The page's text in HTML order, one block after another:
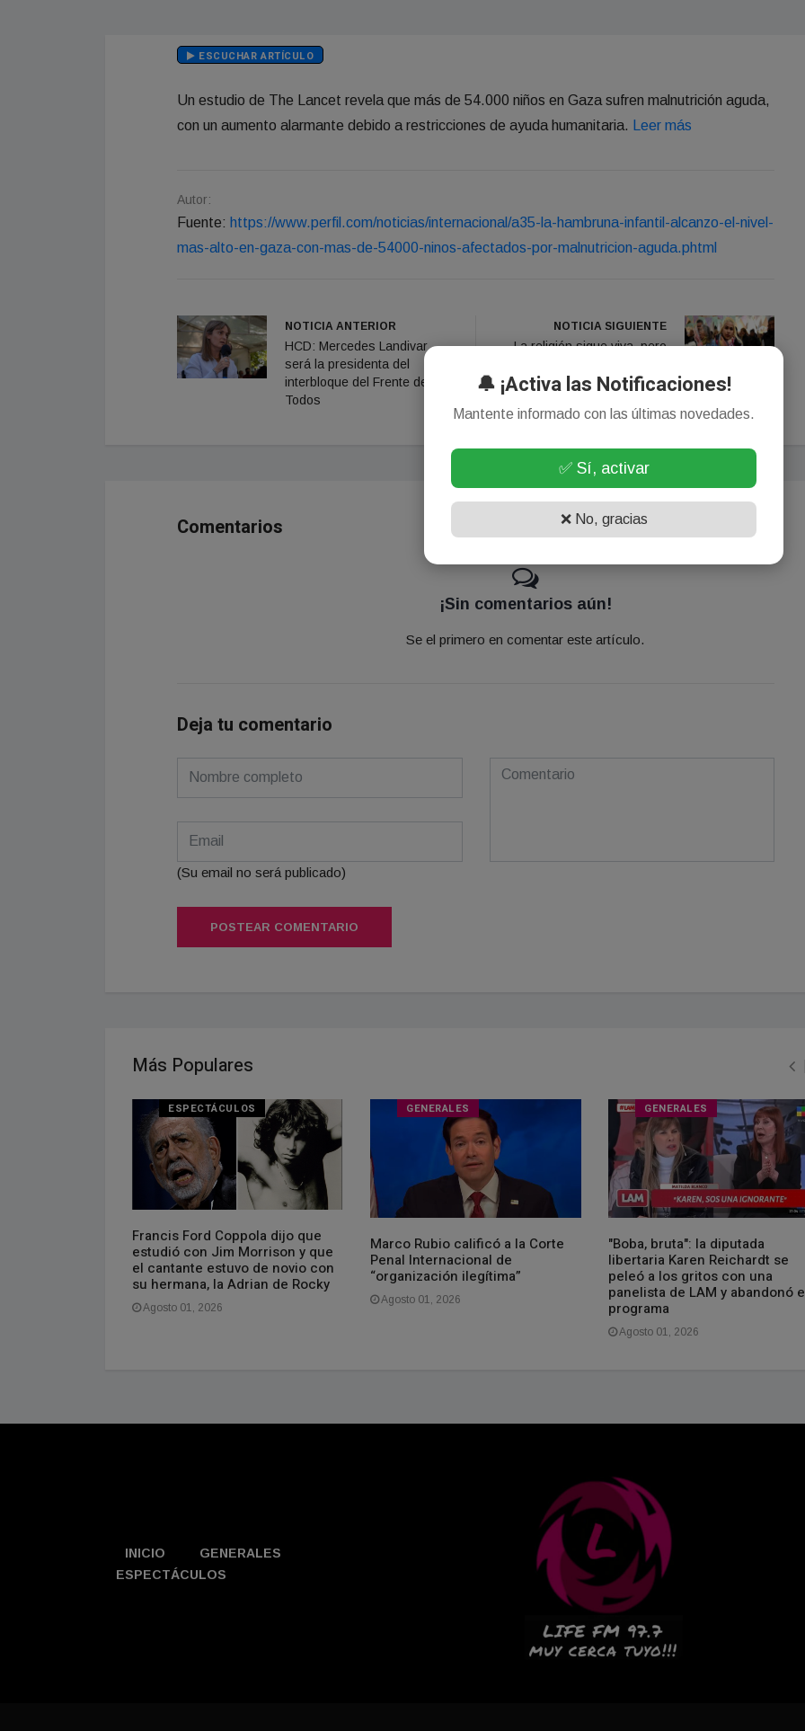
ESCUCHAR ARTÍCULO
Un estudio de The Lancet revela que más de 54.000 niños en Gaza sufren malnutrición aguda,
con un aumento alarmante debido a restricciones de ayuda humanitaria.
Leer más
Autor:
Fuente: https://www.perfil.com/noticias/internacional/a35-la-hambruna-infantil-alcanzo-el-nivel-
mas-alto-en-gaza-con-mas-de-54000-ninos-afectados-por-malnutricion-aguda.phtml
NOTICIA ANTERIOR
HCD: Mercedes Landivar
será la presidenta del
interbloque del Frente de
Todos
NOTICIA SIGUIENTE
La religión sigue viva, pero
Comentarios
¡Sin comentarios aún!
Se el primero en comentar este artículo.
Deja tu comentario
(Su email no será publicado)
POSTEAR COMENTARIO
Más Populares
ESPECTÁCULOS
Francis Ford Coppola dijo que
estudió con Jim Morrison y que
el cantante estuvo de novio con
su hermana, la Adrian de Rocky
Agosto 01, 2026
GENERALES
Marco Rubio calificó a la Corte
Penal Internacional de
“organización ilegítima”
Agosto 01, 2026
GENERALES
"Boba, bruta": la diputada
libertaria Karen Reichardt se
peleó a los gritos con una
panelista de LAM y abandonó
programa
Agosto 01, 2026
INICIO
GENERALES
ESPECTÁCULOS
🔔 ¡Activa las Notificaciones!
Mantente informado con las últimas novedades.
✅ Sí, activar
❌ No, gracias